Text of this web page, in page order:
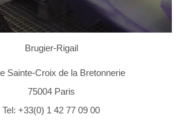
Brugier-Rigail
Sainte-Croix de la Bretonnerie
75004 Paris
Tel: +33(0) 1 42 77 09 00